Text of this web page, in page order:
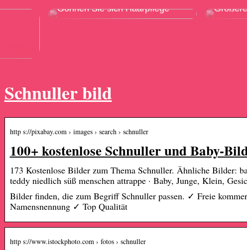
Gönnen Sie sich Haarpflege
Schnuller bild
http s://pixabay.com › images › search › schnuller
100+ kostenlose Schnuller und Baby-
173 Kostenlose Bilder zum Thema Schnuller. Ähnliche Bilder:
teddy niedlich süß menschen attrappe · Baby, Junge, Klein,
Bilder finden, die zum Begriff Schnuller passen. ✓ Freie
Namensnennung ✓ Top Qualität
http s://www.istockphoto.com › fotos › schnuller